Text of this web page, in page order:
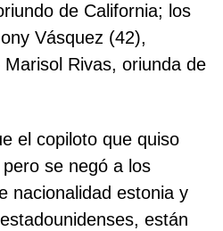
de California; los
Vásquez (42),
Rivas, oriunda de
el copiloto que quiso
se negó a los
nacionalidad estonia y
están